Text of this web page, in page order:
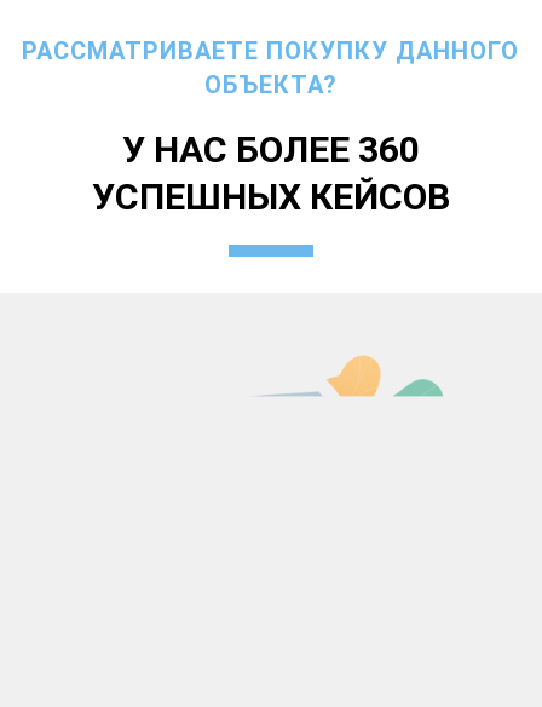
РАССМАТРИВАЕТЕ ПОКУПКУ ДАННОГО
ОБЪЕКТА?
У НАС БОЛЕЕ 360
УСПЕШНЫХ КЕЙСОВ